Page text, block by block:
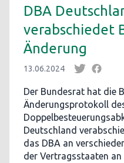
DBA
verabschiedet
Änderung
13.06.2024
Der Bundesrat hat die
Änderungsprotokoll
Deutschland
das DBA an
der Vertragsstaaten